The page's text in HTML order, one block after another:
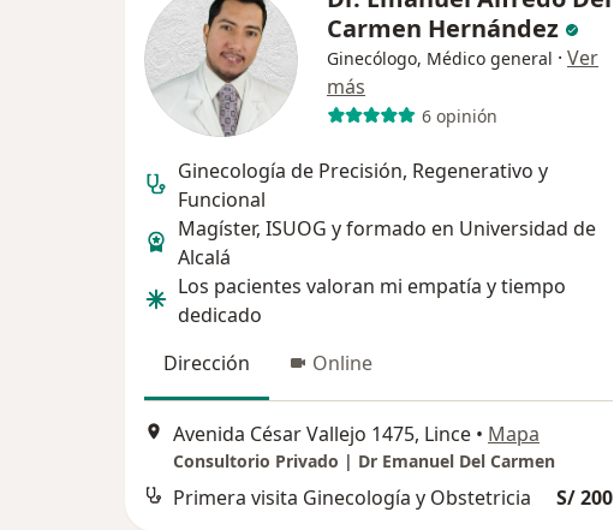
Carmen Hernández
Ginecólogo, Médico general · Ver
más
6 opinión
Ginecología de Precisión, Regenerativo y
Funcional
Magíster, ISUOG y formado en Universidad de
Alcalá
Los pacientes valoran mi empatía y tiempo
dedicado
Dirección
Online
Avenida César Vallejo 1475, Lince • Mapa
Consultorio Privado | Dr Emanuel Del Carmen
Primera visita Ginecología y Obstetricia S/ 200